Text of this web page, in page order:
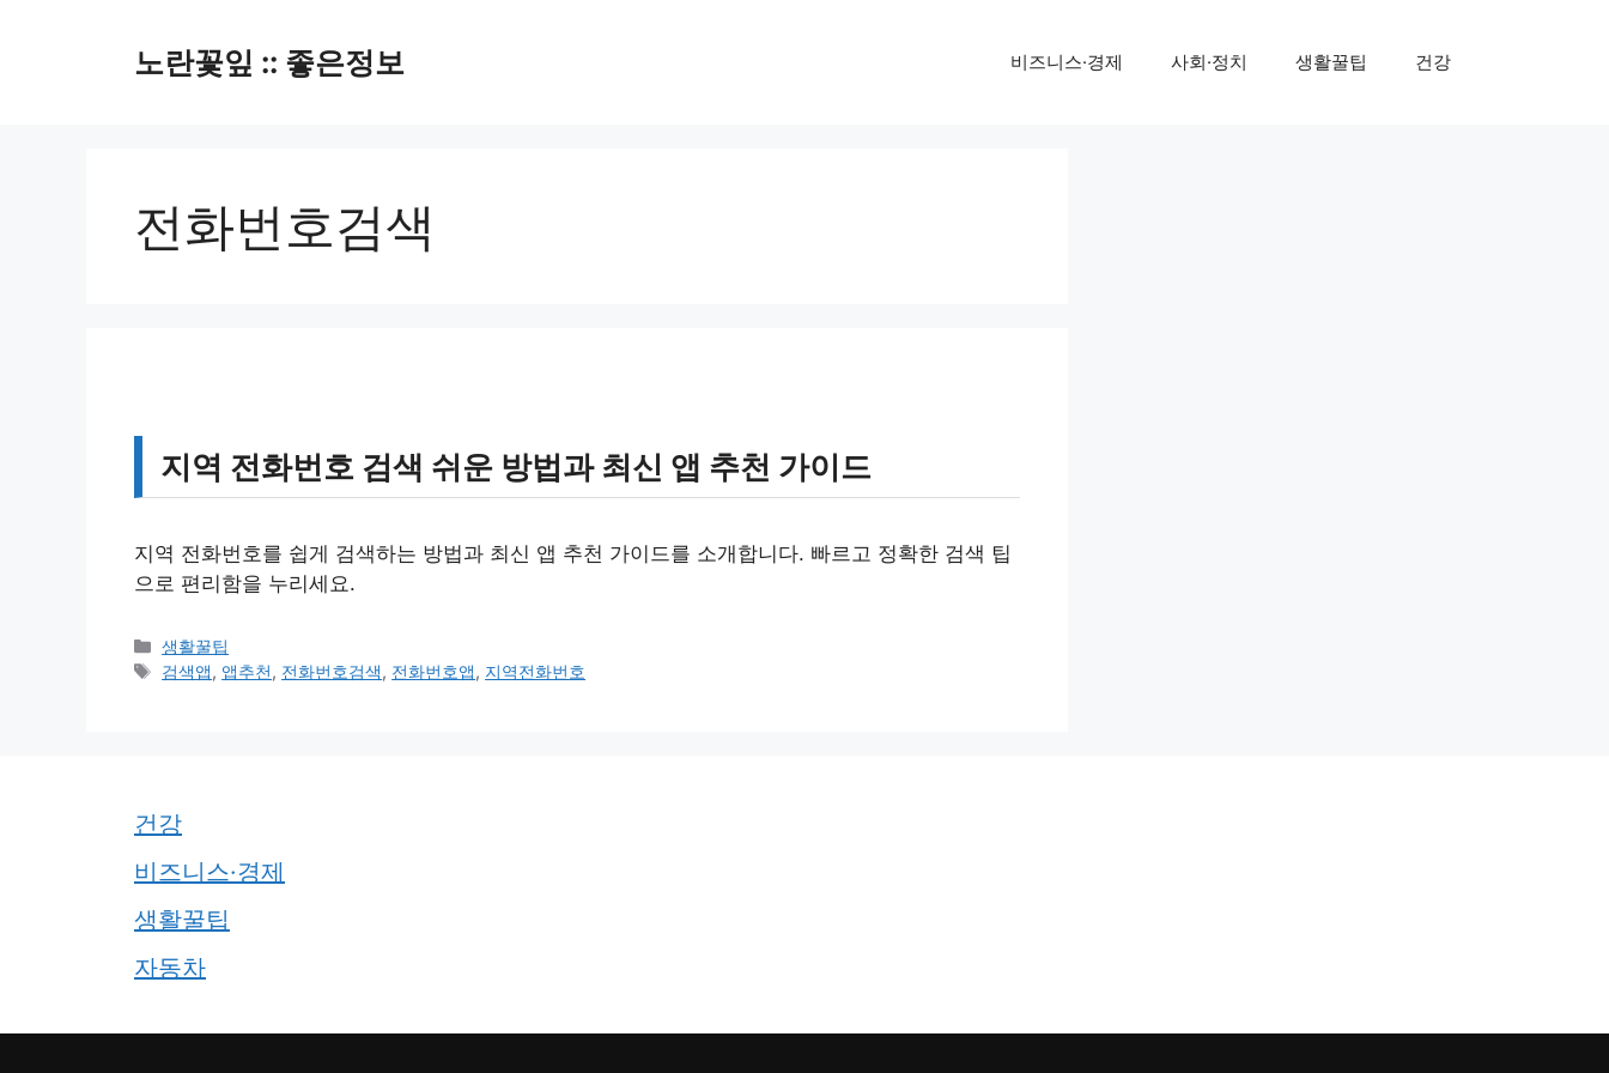
노란꽃잎 :: 좋은정보 비즈니스·경제 사회·정치 생활꿀팁 건강
전화번호검색
지역 전화번호 검색 쉬운 방법과 최신 앱 추천 가이드
지역 전화번호를 쉽게 검색하는 방법과 최신 앱 추천 가이드를 소개합니다. 빠르고 정확한 검색 팁
으로 편리함을 누리세요.
카
테
생활꿀팁
태
검색앱, 앱추천, 전화번호검색, 전화번호앱, 지역전화번호
건강
비즈니스·경제
생활꿀팁
자동차